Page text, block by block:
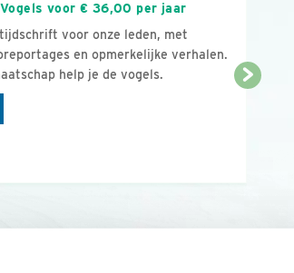
voor € 36,00 per jaar
voor onze leden, met
en opmerkelijke verhalen.
help je de vogels.